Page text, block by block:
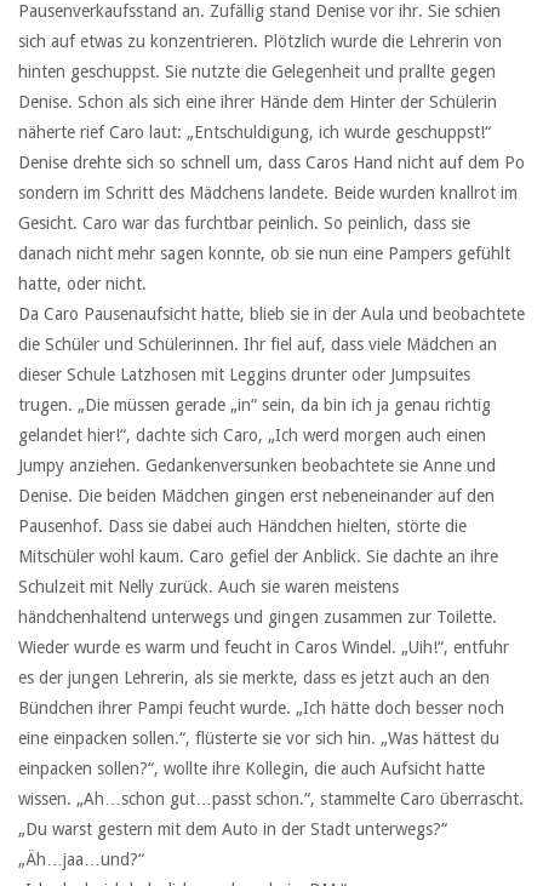
Pausenverkaufsstand an. Zufällig stand Denise vor ihr. Sie schien
sich auf etwas zu konzentrieren. Plötzlich wurde die Lehrerin von
hinten geschuppst. Sie nutzte die Gelegenheit und prallte gegen
Denise. Schon als sich eine ihrer Hände dem Hinter der Schülerin
näherte rief Caro laut: „Entschuldigung, ich wurde geschuppst!“
Denise drehte sich so schnell um, dass Caros Hand nicht auf dem Po
sondern im Schritt des Mädchens landete. Beide wurden knallrot im
Gesicht. Caro war das furchtbar peinlich. So peinlich, dass sie
danach nicht mehr sagen konnte, ob sie nun eine Pampers gefühlt
hatte, oder nicht.
Da Caro Pausenaufsicht hatte, blieb sie in der Aula und beobachtete
die Schüler und Schülerinnen. Ihr fiel auf, dass viele Mädchen an
dieser Schule Latzhosen mit Leggins drunter oder Jumpsuites
trugen. „Die müssen gerade „in“ sein, da bin ich ja genau richtig
gelandet hier!“, dachte sich Caro, „Ich werd morgen auch einen
Jumpy anziehen. Gedankenversunken beobachtete sie Anne und
Denise. Die beiden Mädchen gingen erst nebeneinander auf den
Pausenhof. Dass sie dabei auch Händchen hielten, störte die
Mitschüler wohl kaum. Caro gefiel der Anblick. Sie dachte an ihre
Schulzeit mit Nelly zurück. Auch sie waren meistens
händchenhaltend unterwegs und gingen zusammen zur Toilette.
Wieder wurde es warm und feucht in Caros Windel. „Uih!“, entfuhr
es der jungen Lehrerin, als sie merkte, dass es jetzt auch an den
Bündchen ihrer Pampi feucht wurde. „Ich hätte doch besser noch
eine einpacken sollen.“, flüsterte sie vor sich hin. „Was hättest du
einpacken sollen?“, wollte ihre Kollegin, die auch Aufsicht hatte
wissen. „Ah…schon gut…passt schon.“, stammelte Caro überrascht.
„Du warst gestern mit dem Auto in der Stadt unterwegs?“
„Äh…jaa…und?“